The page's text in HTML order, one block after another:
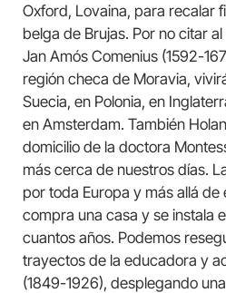
Oxford, Lovaina, para recalar
belga de Brujas. Por no citar
Jan Amós Comenius (1592-
región checa de Moravia,
Suecia, en Polonia, en
en Amsterdam. También
domicilio de la doctora
más cerca de nuestros días.
por toda Europa y más allá de
compra una casa y se instala
cuantos años. Podemos
trayectos de la educadora y
(1849-1926), desplegando